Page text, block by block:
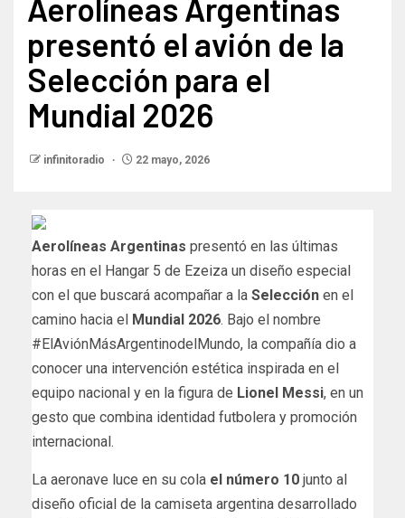
Aerolíneas Argentinas
presentó el avión de la
Selección para el
Mundial 2026
infinitoradio 22 mayo, 2026
Aerolíneas Argentinas presentó en las últimas
horas en el Hangar 5 de Ezeiza un diseño especial
con el que buscará acompañar a la Selección en el
camino hacia el Mundial 2026. Bajo el nombre
#ElAviónMásArgentinodelMundo, la compañía dio a
conocer una intervención estética inspirada en el
equipo nacional y en la figura de Lionel Messi, en un
gesto que combina identidad futbolera y promoción
internacional.
La aeronave luce en su cola el número 10 junto al
diseño oficial de la camiseta argentina desarrollado